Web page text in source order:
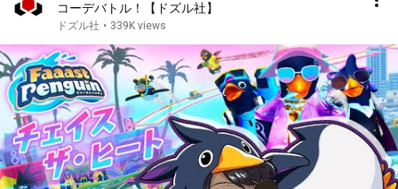
コーデバトル！【ドズル社】
ドズル社 • 339K views